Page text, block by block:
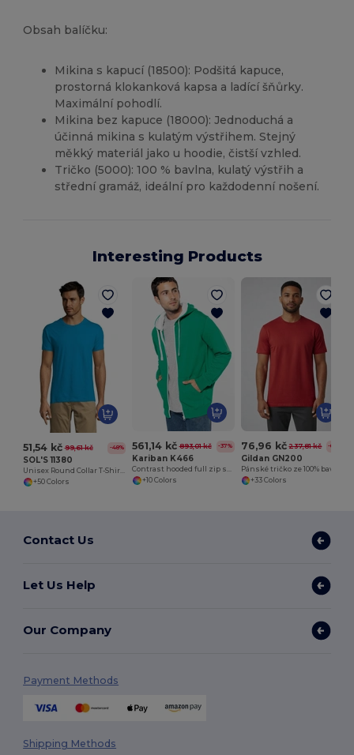
Obsah balíčku:
Mikina s kapucí (18500): Podšitá kapuce,
prostorná klokanková kapsa a ladící šňůrky.
Maximální pohodlí.
Mikina bez kapuce (18000): Jednoduchá a
účinná mikina s kulatým výstřihem. Stejný
měkký materiál jako u hoodie, čistší vzhled.
Tričko (5000): 100 % bavlna, kulatý výstřih a
střední gramáž, ideální pro každodenní nošení.
Interesting Products
51,54 kč 99,61 kč -48%
SOL'S 11380
+50 Colors
561,14 kč 893,01 kč -37%
Kariban K466
+10 Colors
76,96 kč 237,81 kč -68%
Gildan GN200
+33 Colors
Contact Us
Let Us Help
Our Company
Payment Methods
Shipping Methods